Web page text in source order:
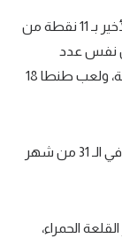
وفي صراع الهبوط، يقبع نادي مصر في المركز الأخير بـ 11 نقطة من
بـ 14 نقطة من نفس عدد
المباريات، بينما لعب دجلة 18 مباراة وجمع 15 نقطة، ولعب طنطا 18
وتولى السويسري فايلر مسؤولية تدريب الأهلي في الـ 31 من شهر
الحمراء،